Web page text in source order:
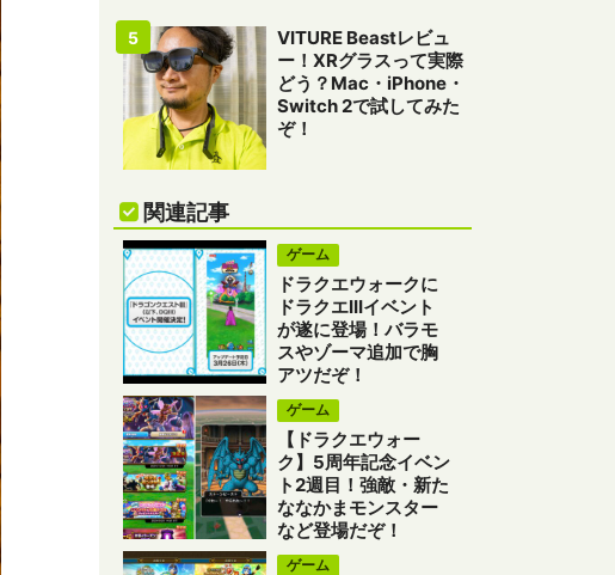
VITURE Beastレビュ
ー！XRグラスって実際
どう？Mac・iPhone・
Switch 2で試してみた
ぞ！
関連記事
ゲーム
ドラクエウォークに
ドラクエIIIイベント
が遂に登場！バラモ
スやゾーマ追加で胸
アツだぞ！
ゲーム
【ドラクエウォー
ク】5周年記念イベン
ト2週目！強敵・新た
ななかまモンスター
など登場だぞ！
ゲーム